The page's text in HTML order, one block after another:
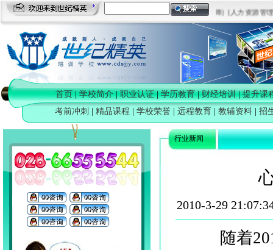
[司法考培训] [心理咨询师] [人力资源管理
首页|学校简介|职业认证|学历教育|财经培训|提升课
考前冲刺
精品课程 学校荣誉| 远程教育 教辅资料| 招
行业新闻
2010-3-29
随着2010